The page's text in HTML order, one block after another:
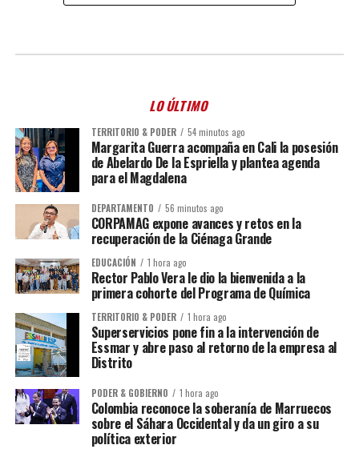
LO ÚLTIMO
TERRITORIO & PODER 54 minutos ago
Margarita Guerra acompaña en Cali la posesión
de Abelardo De la Espriella y plantea agenda
para el Magdalena
DEPARTAMENTO 56 minutos ago
CORPAMAG expone avances y retos en la
recuperación de la Ciénaga Grande
EDUCACIÓN 1 hora ago
Rector Pablo Vera le dio la bienvenida a la
primera cohorte del Programa de Química
TERRITORIO & PODER 1 hora ago
Superservicios pone fin a la intervención de
Essmar y abre paso al retorno de la empresa al
Distrito
PODER & GOBIERNO 1 hora ago
Colombia reconoce la soberanía de Marruecos
sobre el Sáhara Occidental y da un giro a su
política exterior